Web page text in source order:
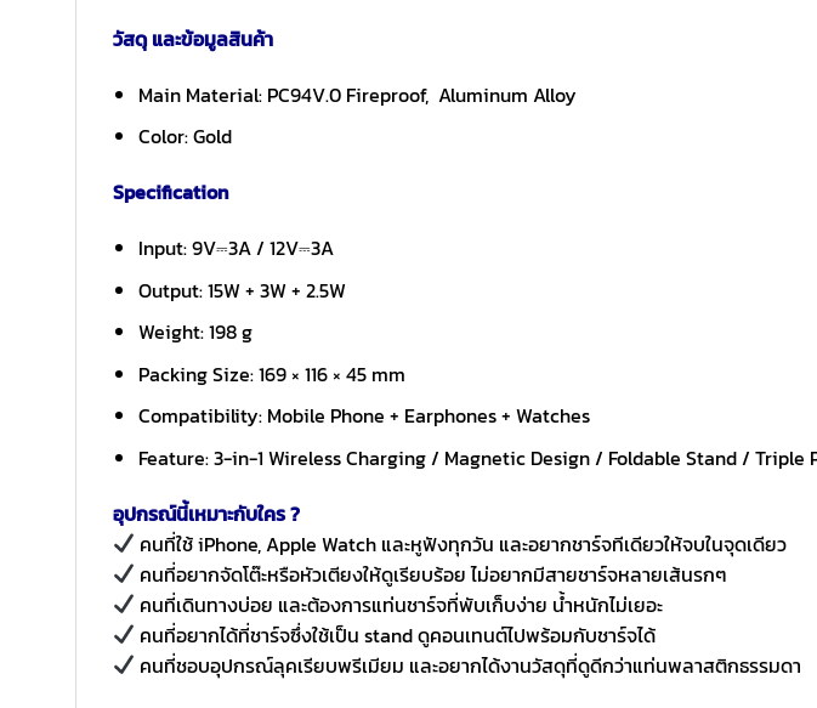
วัสดุ และข้อมูลสินค้า
Main Material: PC94V.0 Fireproof, Aluminum Alloy
Color: Gold
Specification
Input: 9V⎓3A / 12V⎓3A
Output: 15W + 3W + 2.5W
Weight: 198 g
Packing Size: 169 × 116 × 45 mm
Compatibility: Mobile Phone + Earphones + Watches
Feature: 3-in-1 Wireless Charging / Magnetic Design / Foldable Stand / Triple
อุปกรณ์นี้เหมาะกับใคร ?
คนที่ใช้ iPhone, Apple Watch และหูฟังทุกวัน และอยากชาร์จทีเดียวให้จบในจุดเดียว
คนที่อยากจัดโต๊ะหรือหัวเตียงให้ดูเรียบร้อย ไม่อยากมีสายชาร์จหลายเส้นรกๆ
คนที่เดินทางบ่อย และต้องการแท่นชาร์จที่พับเก็บง่าย น้ำหนักไม่เยอะ
คนที่อยากได้ที่ชาร์จซึ่งใช้เป็น stand ดูคอนเทนต์ไปพร้อมกับชาร์จได้
คนที่ชอบอุปกรณ์ลุคเรียบพรีเมียม และอยากได้งานวัสดุที่ดูดีกว่าแท่นพลาสติกธรรมดา